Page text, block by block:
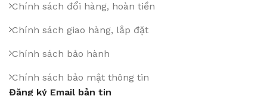
Chính sách đổi hàng, hoàn tiền
Chính sách giao hàng, lắp đặt
Chính sách bảo hành
Chính sách bảo mật thông tin
Đăng ký Email bản tin